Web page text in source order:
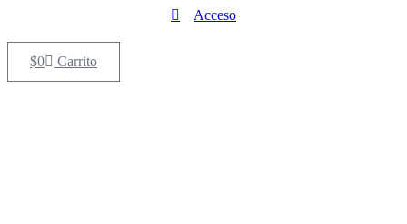
contenido
Acceso
$0 Carrito